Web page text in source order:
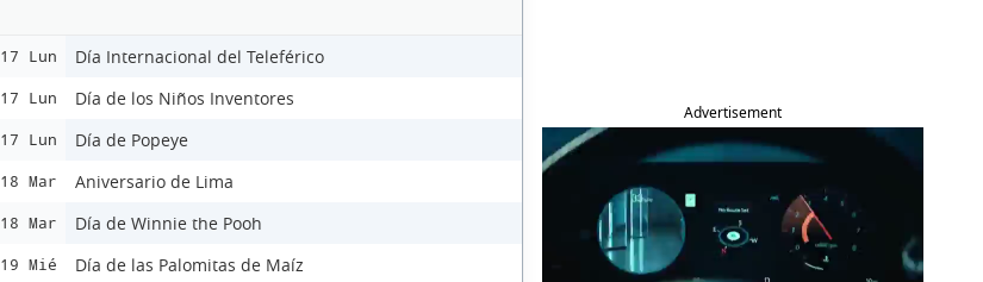
17 Lun Día Internacional del Teleférico
17 Lun Día de los Niños Inventores
17 Lun Día de Popeye
18 Mar Aniversario de Lima
18 Mar Día de Winnie the Pooh
19 Mié Día de las Palomitas de Maíz
Advertisement